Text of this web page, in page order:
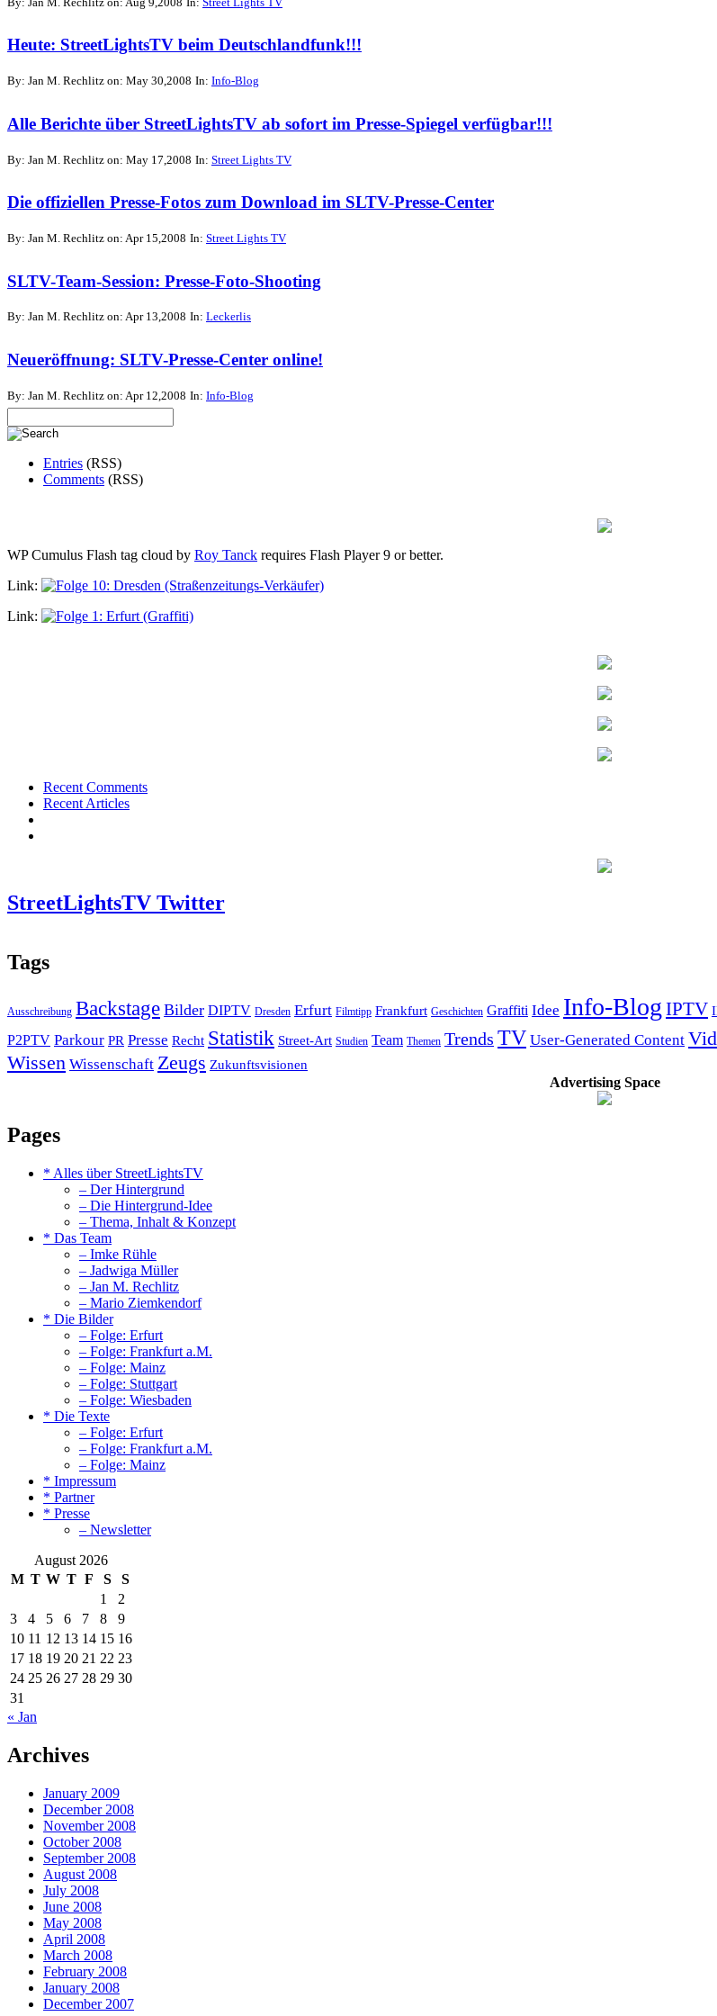
Heute: StreetLightsTV beim Deutschlandfunk!!!
By: Jan M. Rechlitz on: May 30,2008 In: Info-Blog
Alle Berichte über StreetLightsTV ab sofort im Presse-Spiegel verfügbar!!!
By: Jan M. Rechlitz on: May 17,2008 In: Street Lights TV
Die offiziellen Presse-Fotos zum Download im SLTV-Presse-Center
By: Jan M. Rechlitz on: Apr 15,2008 In: Street Lights TV
SLTV-Team-Session: Presse-Foto-Shooting
By: Jan M. Rechlitz on: Apr 13,2008 In: Leckerlis
Neueröffnung: SLTV-Presse-Center online!
By: Jan M. Rechlitz on: Apr 12,2008 In: Info-Blog
Entries (RSS)
Comments (RSS)
WP Cumulus Flash tag cloud by Roy Tanck requires Flash Player 9 or better.
Link:
Link:
Recent Comments
Recent Articles
StreetLightsTV Twitter
Tags
Ausschreibung Backstage Bilder DIPTV Dresden Erfurt Filmtipp Frankfurt Geschichten Graffiti Idee Info-Blog IPTV
P2PTV Parkour PR Presse Recht Statistik Street-Art Studien Team Themen Trends TV User-Generated Content
Wissen Wissenschaft Zeugs Zukunftsvisionen
Advertising Space
Pages
* Alles über StreetLightsTV
– Der Hintergrund
– Die Hintergrund-Idee
– Thema, Inhalt & Konzept
* Das Team
– Imke Rühle
– Jadwiga Müller
– Jan M. Rechlitz
– Mario Ziemkendorf
* Die Bilder
– Folge: Erfurt
– Folge: Frankfurt a.M.
– Folge: Mainz
– Folge: Stuttgart
– Folge: Wiesbaden
* Die Texte
– Folge: Erfurt
– Folge: Frankfurt a.M.
– Folge: Mainz
* Impressum
* Partner
* Presse
– Newsletter
August 2026
M T W T F S
S
1
2
3
4 5 6 7 8
9
10 11 12 13 14 15 16
17 18 19 20 21 22 23
24 25 26 27 28 29 30
31
« Jan
Archives
January 2009
December 2008
November 2008
October 2008
September 2008
August 2008
July 2008
June 2008
May 2008
April 2008
March 2008
February 2008
January 2008
December 2007